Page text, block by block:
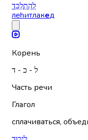
לְהִתְלַכֵּד
леhитлакед
Корень
ל - כ - ד
Часть речи
Глагол
сплачиваться,